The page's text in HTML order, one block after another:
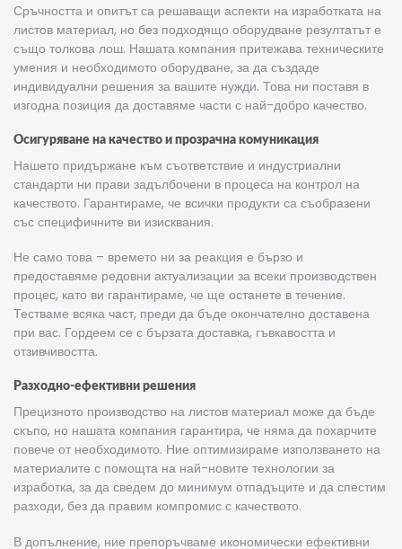
Сръчността и опитът са решаващи аспекти на изработката на
листов материал, но без подходящо оборудване резултатът е
също толкова лош. Нашата компания притежава техническите
умения и необходимото оборудване, за да създаде
индивидуални решения за вашите нужди. Това ни поставя в
изгодна позиция да доставяме части с най-добро качество.
Осигуряване на качество и прозрачна комуникация
Нашето придържане към съответствие и индустриални
стандарти ни прави задълбочени в процеса на контрол на
качеството. Гарантираме, че всички продукти са съобразени
със специфичните ви изисквания.
Не само това – времето ни за реакция е бързо и
предоставяме редовни актуализации за всеки производствен
процес, като ви гарантираме, че ще останете в течение.
Тестваме всяка част, преди да бъде окончателно доставена
при вас. Гордеем се с бързата доставка, гъвкавостта и
отзивчивостта.
Разходно-ефективни решения
Прецизното производство на листов материал може да бъде
скъпо, но нашата компания гарантира, че няма да похарчите
повече от необходимото. Ние оптимизираме използването на
материалите с помощта на най-новите технологии за
изработка, за да сведем до минимум отпадъците и да спестим
разходи, без да правим компромис с качеството.
В допълнение, ние препоръчваме икономически ефективни